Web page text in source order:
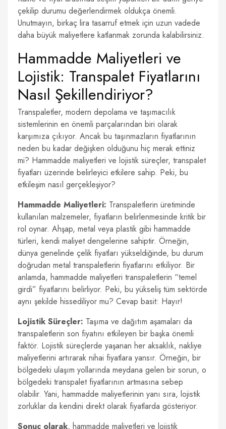
çekilip durumu değerlendirmek oldukça önemli.
Unutmayın, birkaç lira tasarruf etmek için uzun vadede
daha büyük maliyetlere katlanmak zorunda kalabilirsiniz.
Hammadde Maliyetleri ve
Lojistik: Transpalet Fiyatlarını
Nasıl Şekillendiriyor?
Transpaletler, modern depolama ve taşımacılık
sistemlerinin en önemli parçalarından biri olarak
karşımıza çıkıyor. Ancak bu taşınmazların fiyatlarının
neden bu kadar değişken olduğunu hiç merak ettiniz
mi? Hammadde maliyetleri ve lojistik süreçler, transpalet
fiyatları üzerinde belirleyici etkilere sahip. Peki, bu
etkileşim nasıl gerçekleşiyor?
Hammadde Maliyetleri: Transpaletlerin üretiminde
kullanılan malzemeler, fiyatların belirlenmesinde kritik bir
rol oynar. Ahşap, metal veya plastik gibi hammadde
türleri, kendi maliyet dengelerine sahiptir. Örneğin,
dünya genelinde çelik fiyatları yükseldiğinde, bu durum
doğrudan metal transpaletlerin fiyatlarını etkiliyor. Bir
anlamda, hammadde maliyetleri transpaletlerin “temel
girdi” fiyatlarını belirliyor. Peki, bu yükseliş tüm sektörde
aynı şekilde hissediliyor mu? Cevap basit: Hayır!
Lojistik Süreçler: Taşıma ve dağıtım aşamaları da
transpaletlerin son fiyatını etkileyen bir başka önemli
faktör. Lojistik süreçlerde yaşanan her aksaklık, nakliye
maliyetlerini artırarak nihai fiyatlara yansır. Örneğin, bir
bölgedeki ulaşım yollarında meydana gelen bir sorun, o
bölgedeki transpalet fiyatlarının artmasına sebep
olabilir. Yani, hammadde maliyetlerinin yanı sıra, lojistik
zorluklar da kendini direkt olarak fiyatlarda gösteriyor.
Sonuç olarak, hammadde maliyetleri ve lojistik